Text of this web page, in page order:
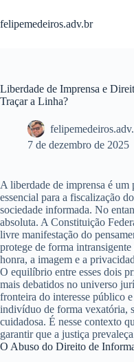
para
o
felipemedeiros.adv.br
Liberdade de Imprensa e
Traçar a Linha?
7 de dezembro de 2025
A liberdade de imprensa é
essencial para a fiscalização
sociedade informada. No
absoluta. A Constituição
livre manifestação do
protege de forma
honra, a imagem e a
O equilíbrio entre esses dois
mais debatidos no universo
fronteira do interesse público
indivíduo de forma vexatória,
cuidadosa. É nesse contexto
garantir que a justiça
O Abuso do Direito de